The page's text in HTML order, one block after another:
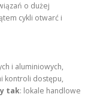
o dużej
cykli otwarć i
i aluminiowych,
kontroli dostępu,
tak: lokale handlowe